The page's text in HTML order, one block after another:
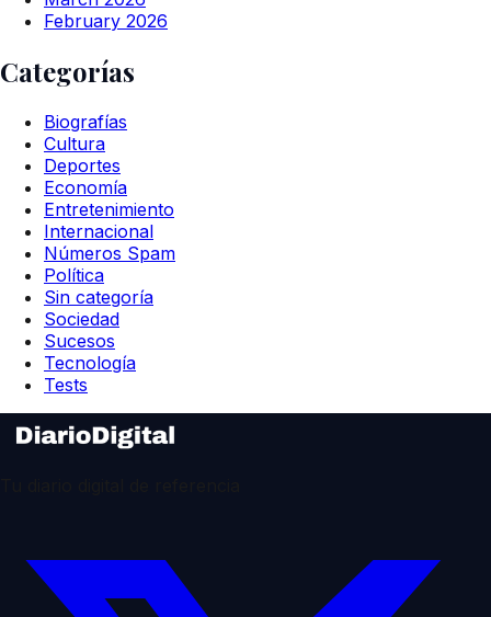
February 2026
Categorías
Biografías
Cultura
Deportes
Economía
Entretenimiento
Internacional
Números Spam
Política
Sin categoría
Sociedad
Sucesos
Tecnología
Tests